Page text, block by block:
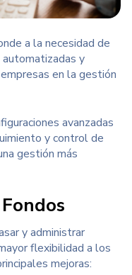
a la necesidad de
y
en la gestión
avanzadas
y control de
gestión más
y administrar
flexibilidad a los
mejoras: